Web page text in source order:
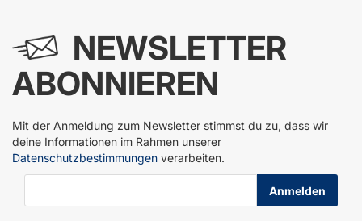
NEWSLETTER
ABONNIEREN
Mit der Anmeldung zum Newsletter stimmst du zu, dass wir
deine Informationen im Rahmen unserer
Datenschutzbestimmungen verarbeiten.